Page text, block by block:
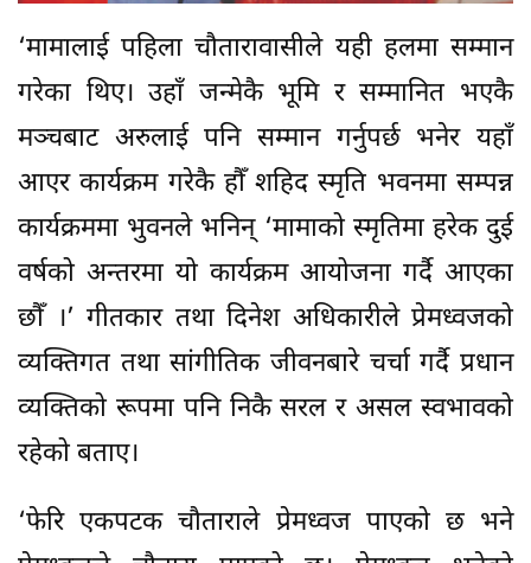
‘मामालाई पहिला चौतारावासीले यही हलमा सम्मान
गरेका थिए। उहाँ जन्मेकै भूमि र सम्मानित भएकै
मञ्चबाट अरुलाई पनि सम्मान गर्नुपर्छ भनेर यहाँ
आएर कार्यक्रम गरेकै हौँ शहिद स्मृति भवनमा सम्पन्न
कार्यक्रममा भुवनले भनिन् ‘मामाको स्मृतिमा हरेक दुई
वर्षको अन्तरमा यो कार्यक्रम आयोजना गर्दै आएका
छौँ ।’ गीतकार तथा दिनेश अधिकारीले प्रेमध्वजको
व्यक्तिगत तथा सांगीतिक जीवनबारे चर्चा गर्दै प्रधान
व्यक्तिको रूपमा पनि निकै सरल र असल स्वभावको
रहेको बताए।
‘फेरि एकपटक चौताराले प्रेमध्वज पाएको छ भने